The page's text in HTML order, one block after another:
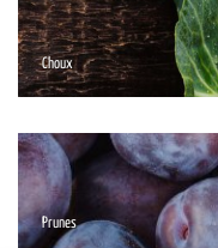
Choux
Prunes